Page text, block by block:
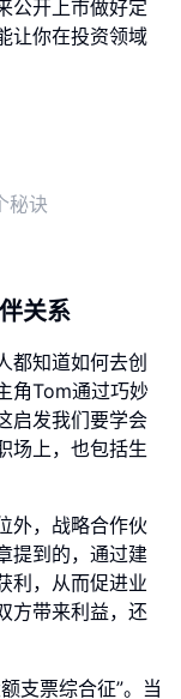
公开上市做好定
让你在投资领域
秘诀
关系
都知道如何去创
角Tom通过巧妙
启发我们要学会
场上，也包括生
外，战略合作伙
提到的，通过建
利，从而促进业
方带来利益，还
支票综合征”。当